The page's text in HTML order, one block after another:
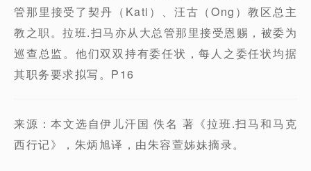
管那里接受了契丹（Kati）、汪古（Ong）教区总主
教之职。拉班.扫马亦从大总管那里接受恩赐，被委为
巡查总监。他们双双持有委任状，每人之委任状均据
其职务要求拟写。P16
来源：本文选自伊儿汗国 佚名 著《拉班.扫马和马克
西行记》，朱炳旭译，由朱容萱姊妹摘录。